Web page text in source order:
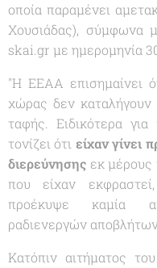
οποία παραμένει
Χουσιάδας), σύμφωνα
skai.gr με ημερομηνία
"Η ΕΕΑΑ επισημαίνει
χώρας δεν καταλήγουν
ταφής. Ειδικότερα
τονίζει ότι είχαν γίνει
διερεύνησης εκ
που είχαν
προέκυψε καμία
ραδιενεργών
Κατόπιν αιτήματος